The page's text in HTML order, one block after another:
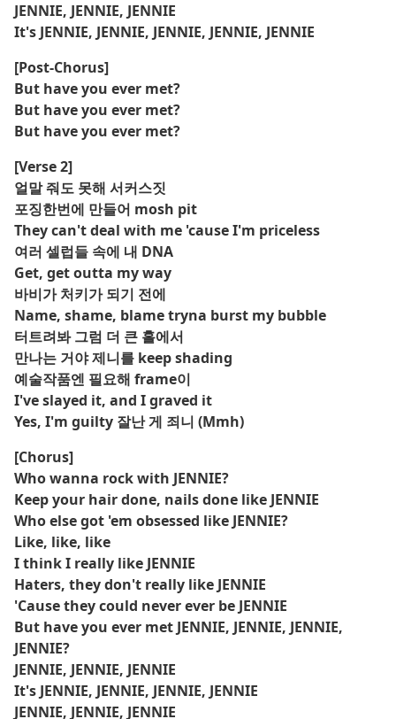
JENNIE, JENNIE, JENNIE
It's JENNIE, JENNIE, JENNIE, JENNIE, JENNIE
[Post-Chorus]
But have you ever met?
But have you ever met?
But have you ever met?
[Verse 2]
얼말 줘도 못해 서커스짓
포징한번에 만들어 mosh pit
They can't deal with me 'cause I'm priceless
여러 셀럽들 속에 내 DNA
Get, get outta my way
바비가 처키가 되기 전에
Name, shame, blame tryna burst my bubble
터트려봐 그럼 더 큰 홀에서
만나는 거야 제니를 keep shading
예술작품엔 필요해 frame이
I've slayed it, and I graved it
Yes, I'm guilty 잘난 게 죄니 (Mmh)
[Chorus]
Who wanna rock with JENNIE?
Keep your hair done, nails done like JENNIE
Who else got 'em obsessed like JENNIE?
Like, like, like
I think I really like JENNIE
Haters, they don't really like JENNIE
'Cause they could never ever be JENNIE
But have you ever met JENNIE, JENNIE, JENNIE,
JENNIE?
JENNIE, JENNIE, JENNIE
It's JENNIE, JENNIE, JENNIE, JENNIE
JENNIE, JENNIE, JENNIE